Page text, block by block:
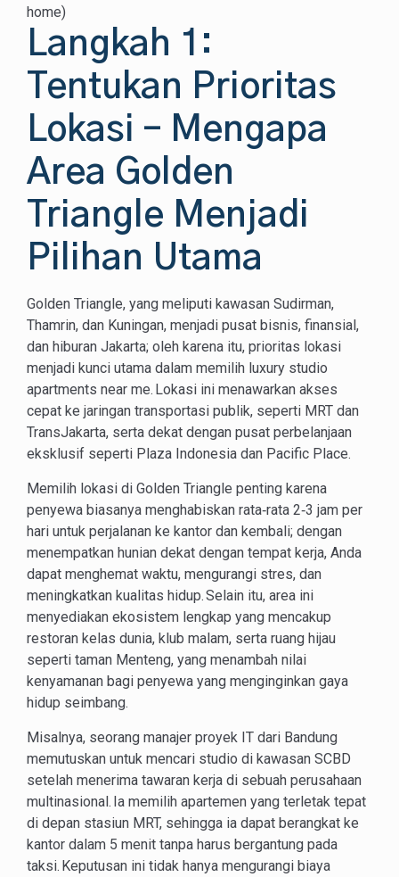
home)
Langkah 1:
Tentukan Prioritas
Lokasi – Mengapa
Area Golden
Triangle Menjadi
Pilihan Utama
Golden Triangle, yang meliputi kawasan Sudirman,
Thamrin, dan Kuningan, menjadi pusat bisnis, finansial,
dan hiburan Jakarta; oleh karena itu, prioritas lokasi
menjadi kunci utama dalam memilih luxury studio
apartments near me. Lokasi ini menawarkan akses
cepat ke jaringan transportasi publik, seperti MRT dan
TransJakarta, serta dekat dengan pusat perbelanjaan
eksklusif seperti Plaza Indonesia dan Pacific Place.
Memilih lokasi di Golden Triangle penting karena
penyewa biasanya menghabiskan rata‑rata 2‑3 jam per
hari untuk perjalanan ke kantor dan kembali; dengan
menempatkan hunian dekat dengan tempat kerja, Anda
dapat menghemat waktu, mengurangi stres, dan
meningkatkan kualitas hidup. Selain itu, area ini
menyediakan ekosistem lengkap yang mencakup
restoran kelas dunia, klub malam, serta ruang hijau
seperti taman Menteng, yang menambah nilai
kenyamanan bagi penyewa yang menginginkan gaya
hidup seimbang.
Misalnya, seorang manajer proyek IT dari Bandung
memutuskan untuk mencari studio di kawasan SCBD
setelah menerima tawaran kerja di sebuah perusahaan
multinasional. Ia memilih apartemen yang terletak tepat
di depan stasiun MRT, sehingga ia dapat berangkat ke
kantor dalam 5 menit tanpa harus bergantung pada
taksi. Keputusan ini tidak hanya mengurangi biaya